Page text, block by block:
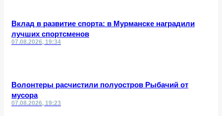
Вклад в развитие спорта: в Мурманске наградили
лучших спортсменов
07.08.2026, 19:34
Волонтеры расчистили полуостров Рыбачий от
мусора
07.08.2026, 19:23